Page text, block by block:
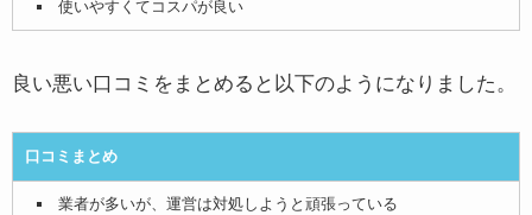
使いやすくてコスパが良い
良い悪い口コミをまとめると以下のようになりました。
口コミまとめ
業者が多いが、運営は対処しようと頑張っている